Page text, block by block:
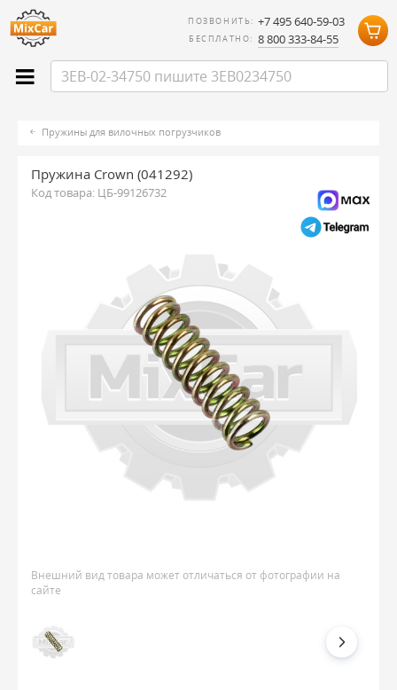
ПОЗВОНИТЬ: +7 495 640-59-03
БЕСПЛАТНО: 8 800 333-84-55
Пружины для вилочных погрузчиков
Пружина Crown (041292)
Код товара: ЦБ-99126732
Внешний вид товара может отличаться от фотографии на
сайте